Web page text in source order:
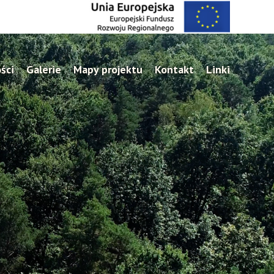
Galerie Mapy projektu Kontakt Linki